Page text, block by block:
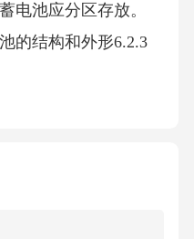
电池应分区存放。
的结构和外形6.2.3